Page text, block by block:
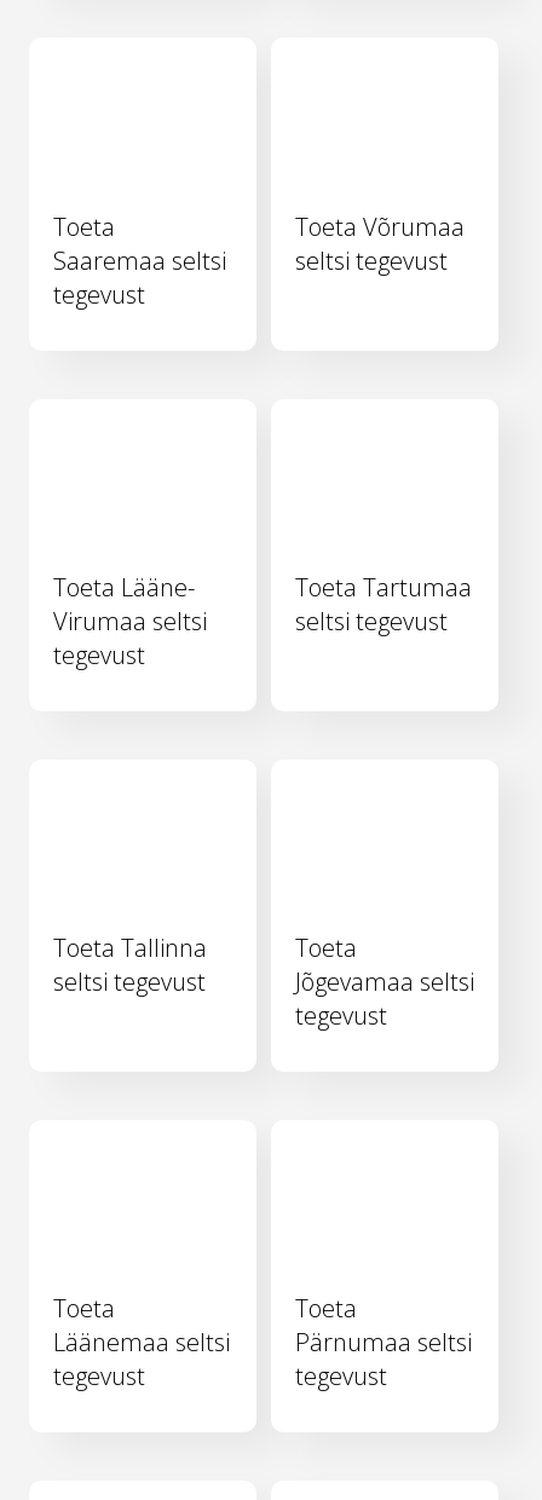
Toeta
Saaremaa seltsi
tegevust
Toeta Võrumaa
seltsi tegevust
Toeta Lääne-
Virumaa seltsi
tegevust
Toeta Tartumaa
seltsi tegevust
Toeta Tallinna
seltsi tegevust
Toeta
Jõgevamaa seltsi
tegevust
Toeta
Läänemaa seltsi
tegevust
Toeta
Pärnumaa seltsi
tegevust